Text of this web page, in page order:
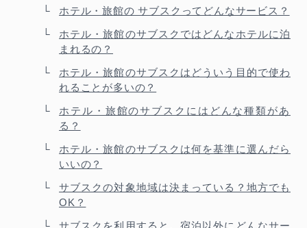
ホテル・旅館の サブスクってどんなサービス？
ホテル・旅館のサブスクではどんなホテルに泊
まれるの？
ホテル・旅館のサブスクはどういう目的で使わ
れることが多いの？
ホテル・旅館のサブスクにはどんな種類があ
る？
ホテル・旅館のサブスクは何を基準に選んだら
いいの？
サブスクの対象地域は決まっている？地方でも
OK？
サブスクを利用すると、宿泊以外にどんなサー